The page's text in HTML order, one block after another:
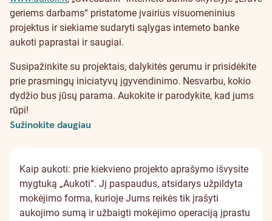
geriems darbams“ pristatome įvairius visuomeninius
projektus ir siekiame sudaryti sąlygas interneto banke
aukoti paprastai ir saugiai.
Susipažinkite su projektais, dalykitės gerumu ir prisidėkite
prie prasmingų iniciatyvų įgyvendinimo. Nesvarbu, kokio
dydžio bus jūsų parama. Aukokite ir parodykite, kad jums
rūpi!
Sužinokite daugiau
Kaip aukoti: prie kiekvieno projekto aprašymo išvysite
mygtuką „Aukoti“. Jį paspaudus, atsidarys užpildyta
mokėjimo forma, kurioje Jums reikės tik įrašyti
aukojimo sumą ir užbaigti mokėjimo operaciją įprastu